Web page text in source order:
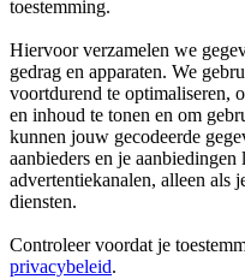
toestemming.
Hiervoor verzamelen we
gedrag en apparaten. We
voortdurend te optimaliseren,
en inhoud te tonen en om
kunnen jouw gecodeerde
aanbieders en je
advertentiekanalen, alleen als
diensten.
Controleer voordat je
privacybeleid.